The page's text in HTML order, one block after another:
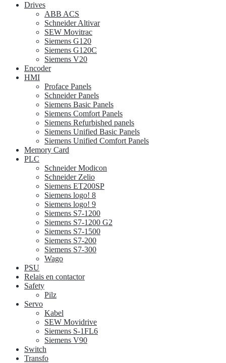
Drives
ABB ACS
Schneider Altivar
SEW Movitrac
Siemens G120
Siemens G120C
Siemens V20
Encoder
HMI
Proface Panels
Schneider Panels
Siemens Basic Panels
Siemens Comfort Panels
Siemens Refurbished panels
Siemens Unified Basic Panels
Siemens Unified Comfort Panels
Memory Card
PLC
Schneider Modicon
Schneider Zelio
Siemens ET200SP
Siemens logo! 8
Siemens logo! 9
Siemens S7-1200
Siemens S7-1200 G2
Siemens S7-1500
Siemens S7-200
Siemens S7-300
Wago
PSU
Relais en contactor
Safety
Pilz
Servo
Kabel
SEW Movidrive
Siemens S-1FL6
Siemens V90
Switch
Transfo